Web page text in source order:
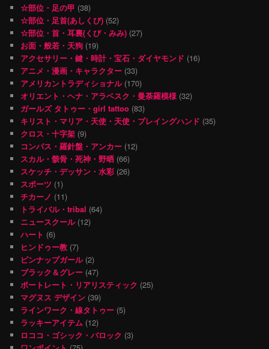
☆部位・足の甲 (38)
☆部位・足首(あしくび) (52)
☆部位・首・耳裏(くび・みみ) (27)
お面・般若・天狗 (19)
アクセサリー・鍵・時計・宝石・ダイヤモンド (16)
アニメ・漫画・キャラクター (33)
アメリカントラディショナル(170)
オリエント・ヘナ・アラベスク・曼荼羅模様 (32)
ガールズ タトゥー・girl tattoo (83)
キリスト・マリア・天使・天使・プレイングハンド (35)
クロス・十字架 (9)
コンパス・羅針盤・アンカー (12)
スカル・骸骨・死神・野晒 (66)
スケッチ・デッサン・水彩 (26)
スポーツ (1)
チカーノ (11)
トライバル・tribal (64)
ニュースクール(12)
ハート (6)
ヒンドゥー教 (7)
ピンナップガール(2)
ブラック＆グレー (47)
ポートレート・リアリスティック (25)
マグヌス デザイン (39)
ラインワーク・線タトゥー (5)
ラッキーアイテム (12)
ロココ・ゴシック・バロック (3)